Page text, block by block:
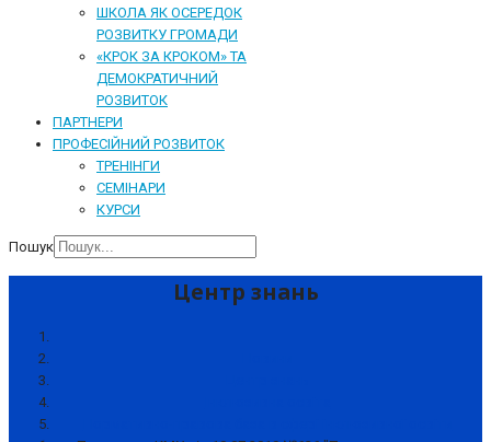
ШКОЛА ЯК ОСЕРЕДОК
РОЗВИТКУ ГРОМАДИ
«КРОК ЗА КРОКОМ» ТА
ДЕМОКРАТИЧНИЙ
РОЗВИТОК
ПАРТНЕРИ
ПРОФЕСІЙНИЙ РОЗВИТОК
ТРЕНІНГИ
СЕМІНАРИ
КУРСИ
Пошук
Центр знань